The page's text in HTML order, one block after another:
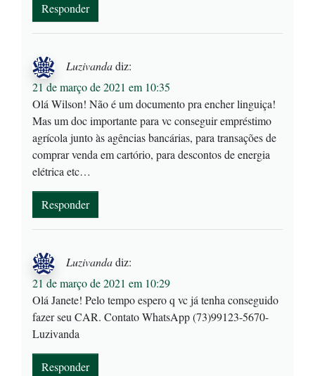
Responder
Luzivandadiz:
21 de março de 2021 em 10:35
Olá Wilson! Não é um documento pra encher linguiça!
Mas um doc importante para vc conseguir empréstimo
agrícola junto às agências bancárias, para transações de
comprar venda em cartório, para descontos de energia
elétrica etc…
Responder
Luzivandadiz:
21 de março de 2021 em 10:29
Olá Janete! Pelo tempo espero q vc já tenha conseguido
fazer seu CAR. Contato WhatsApp (73)99123-5670-
Luzivanda
Responder